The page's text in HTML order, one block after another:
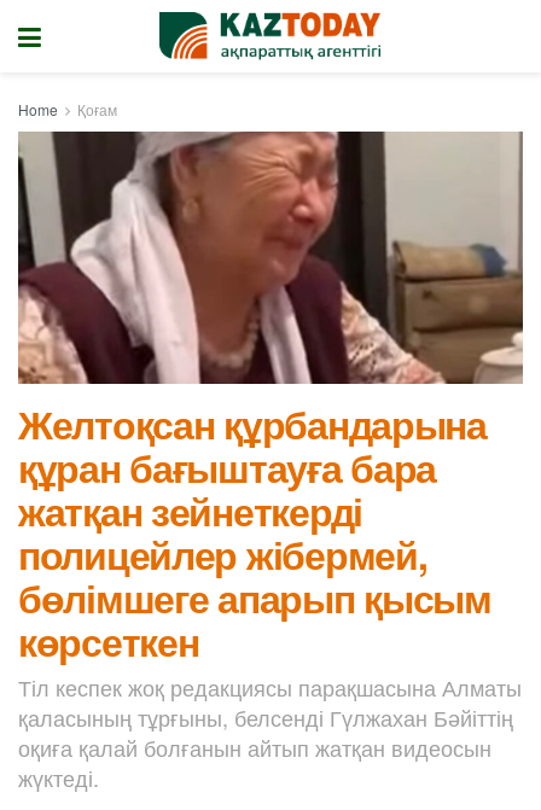
Home Қоғам
Желтоқсан құрбандарына
құран бағыштауға бара
жатқан зейнеткерді
полицейлер жібермей,
бөлімшеге апарып қысым
көрсеткен
Тіл кеспек жоқ редакциясы парақшасына Алматы
қаласының тұрғыны, белсенді Гүлжахан Бәйіттің
оқиға қалай болғанын айтып жатқан видеосын
жүктеді.